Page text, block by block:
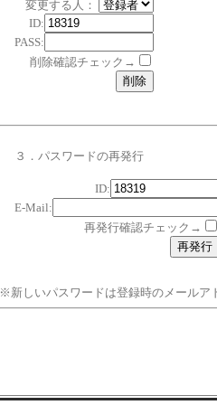
変更する人：
ID:
PASS:
削除確認チェック→
３．パスワードの再発行
ID:
E-Mail:
再発行確認チェック→
※新しいパスワードは登録時のメールア